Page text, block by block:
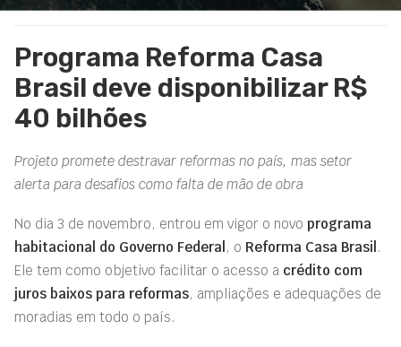
Programa Reforma Casa
Brasil deve disponibilizar R$
40 bilhões
Projeto promete destravar reformas no país, mas setor
alerta para desafios como falta de mão de obra
No dia 3 de novembro, entrou em vigor o novo programa
habitacional do Governo Federal , o Reforma Casa Brasil .
Ele tem como objetivo facilitar o acesso a crédito com
juros baixos para reformas, ampliações e adequações de
moradias em todo o país.